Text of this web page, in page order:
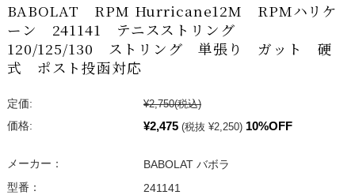
BABOLAT RPM Hurricane12M RPMハリケ
ーン 241141 テニスストリング
120/125/130 ストリング 単張り ガット 硬
式 ポスト投函対応
定価: ¥2,750(税込)
価格:
¥2,475 (税抜 ¥2,250) 10%OFF
メーカー：
BABOLAT バボラ
型番：
241141